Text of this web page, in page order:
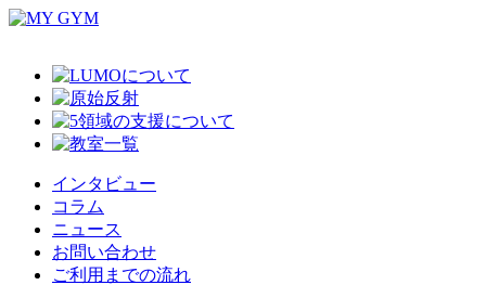
インタビュー
コラム
ニュース
お問い合わせ
ご利用までの流れ